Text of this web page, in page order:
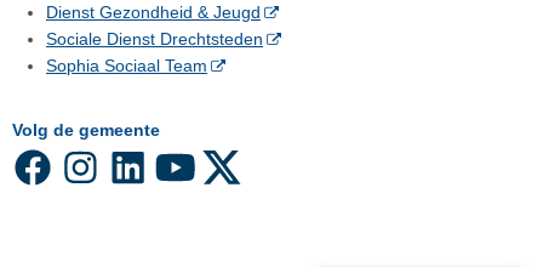
Dienst Gezondheid & Jeugd
Sociale Dienst Drechtsteden
Sophia Sociaal Team
Volg de gemeente